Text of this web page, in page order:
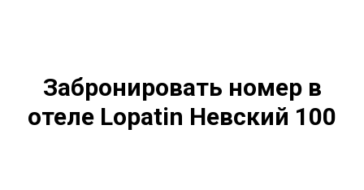
Забронировать номер в
отеле Lopatin Невский 100